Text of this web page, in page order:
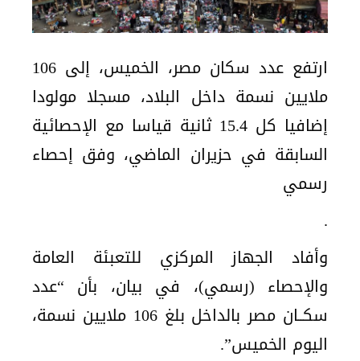
ارتفع عدد سكان مصر، الخميس، إلى 106
ملايين نسمة داخل البلاد، مسجلا مولودا
إضافيا كل 15.4 ثانية قياسا مع الإحصائية
السابقة في حزيران الماضي، وفق إحصاء
رسمي
.
وأفاد الجهاز المركزي للتعبئة العامة
والإحصاء (رسمي)، في بيان، بأن “عدد
سكــان مصر بالداخل بلغ 106 ملايين نسمة،
اليوم الخميس”.